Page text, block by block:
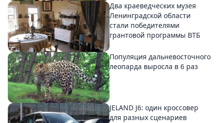
Два краеведческих музея
Ленинградской области
стали победителями
грантовой программы ВТБ
Популяция дальневосточного
леопарда выросла в 6 раз
JELAND J6: один кроссовер
для разных сценариев